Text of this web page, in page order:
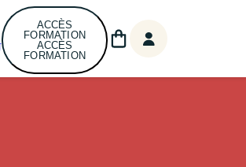
ACCÈS
FORMATION
ACCÈS
FORMATION